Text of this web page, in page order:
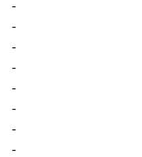
-
-
-
-
-
-
-
-